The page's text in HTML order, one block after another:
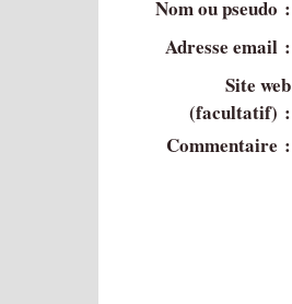
Nom ou pseudo :
Adresse email :
Site web
(facultatif) :
Commentaire :